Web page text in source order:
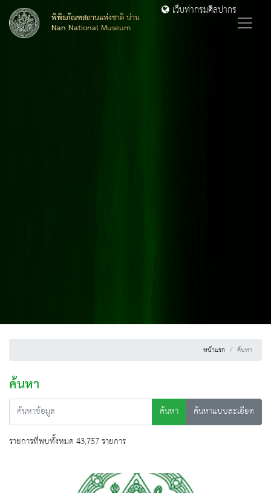
พิพิธภัณฑสถานแห่งชาติ น่าน
Nan National Museum
เว็บท่ากรมศิลปากร
หน้าแรก ค้นหา
ค้นหา
ค้นหา
ค้นหาแบบละเอียด
รายการที่พบทั้งหมด 43,757 รายการ